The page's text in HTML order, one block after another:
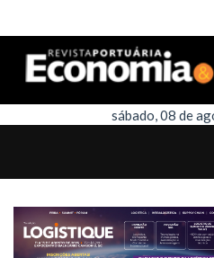
sábado, 08 de